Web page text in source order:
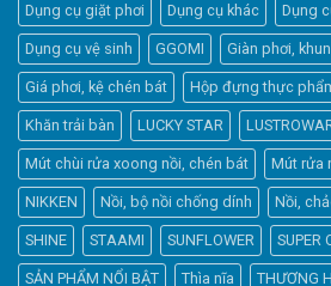
Dụng cụ giặt phơi Dụng cụ khác Dụng
Dụng cụ vệ sinh GGOMI Giàn phơi,
Giá phơi, kệ chén bát Hộp đựng thực
Khăn trải bàn LUCKY STAR
Mút chùi rửa xoong nồi, chén bát Mút rửa
NIKKEN Nồi, bộ nồi chống dính Nồi,
SHINE STAAMI SUNFLOWER SUPER
SẢN PHẨM NỔI BẬT Thìa nĩa THƯƠNG
Elfsight
Typically replies